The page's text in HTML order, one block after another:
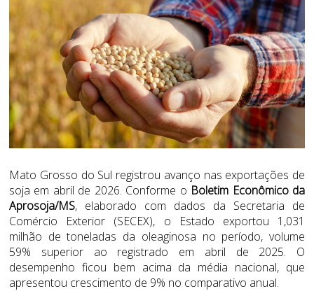
Mato Grosso do Sul registrou avanço nas exportações de
soja em abril de 2026. Conforme o Boletim Econômico da
Aprosoja/MS, elaborado com dados da Secretaria de
Comércio Exterior (SECEX), o Estado exportou 1,031
milhão de toneladas da oleaginosa no período, volume
59% superior ao registrado em abril de 2025. O
desempenho ficou bem acima da média nacional, que
apresentou crescimento de 9% no comparativo anual.